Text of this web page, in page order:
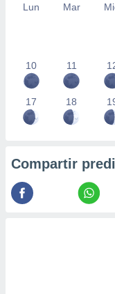
Lun Mar
10 11
17 18
Compartir